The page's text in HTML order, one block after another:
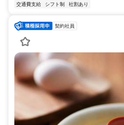
交通費支給
シフト制 社割あり
契約社員